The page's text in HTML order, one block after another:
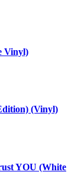
Vinyl)
(Vinyl)
YOU (White